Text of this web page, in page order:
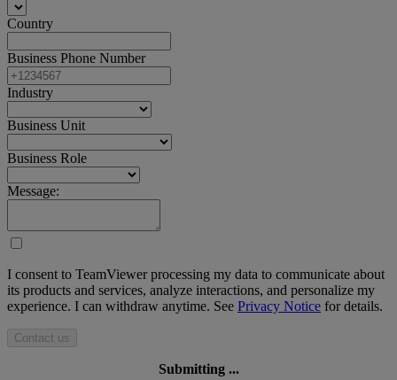
Country
Business Phone Number
Industry
Business Unit
Business Role
Message:
I consent to TeamViewer processing my data to communicate about
its products and services, analyze interactions, and personalize my
experience. I can withdraw anytime. See Privacy Notice for details.
Contact us
Submitting ...